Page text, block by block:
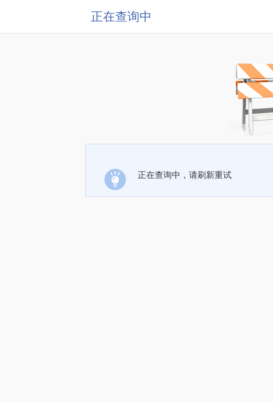
正在查询中
正在查询中，请刷新重试